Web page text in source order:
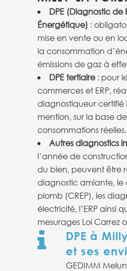
DPE (Diagnostic
Énergétique) :
mise en vente ou en
la consommation
émissions de gaz à
DPE tertiaire: pour
commerces et ERP,
diagnostiqueur certifié
mention, sur la base
consommations réelles.
Autres diagnostics
l’année de
du bien, peuvent être
diagnostic amiante, le
plomb (CREP), les
électricité, l’ERP ainsi
mesurages Loi Carrez
DPE à
et ses
GEDIMM